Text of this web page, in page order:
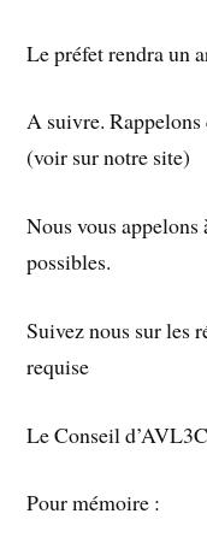
Le préfet rendra un
A suivre. Rappelons
(voir sur notre site)
Nous vous appelons
possibles.
Suivez nous sur les
requise
Le Conseil
Pour mémoire :